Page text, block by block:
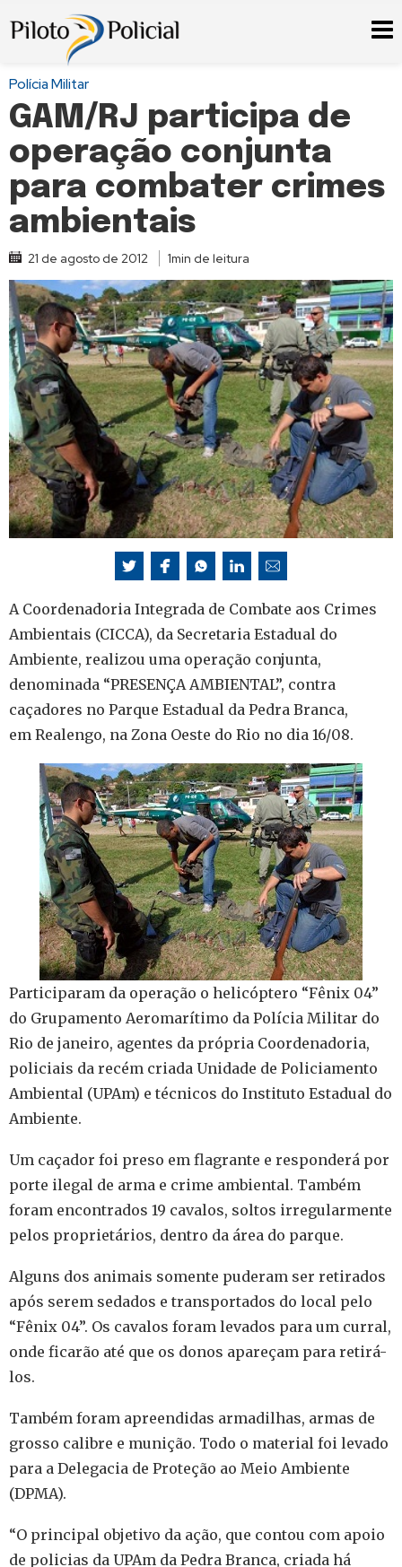
Polícia Militar
GAM/RJ participa de
operação conjunta
para combater crimes
ambientais
21 de agosto de 2012 1min de leitura
A Coordenadoria Integrada de Combate aos Crimes
Ambientais (CICCA), da Secretaria Estadual do
Ambiente, realizou uma operação conjunta,
denominada “PRESENÇA AMBIENTAL”, contra
caçadores no Parque Estadual da Pedra Branca,
em Realengo, na Zona Oeste do Rio no dia 16/08.
Participaram da operação o helicóptero “Fênix 04”
do Grupamento Aeromarítimo da Polícia Militar do
Rio de janeiro, agentes da própria Coordenadoria,
policiais da recém criada Unidade de Policiamento
Ambiental (UPAm) e técnicos do Instituto Estadual do
Ambiente.
Um caçador foi preso em flagrante e responderá por
porte ilegal de arma e crime ambiental. Também
foram encontrados 19 cavalos, soltos irregularmente
pelos proprietários, dentro da área do parque.
Alguns dos animais somente puderam ser retirados
após serem sedados e transportados do local pelo
“Fênix 04”. Os cavalos foram levados para um curral,
onde ficarão até que os donos apareçam para retirá-
los.
Também foram apreendidas armadilhas, armas de
grosso calibre e munição. Todo o material foi levado
para a Delegacia de Proteção ao Meio Ambiente
(DPMA).
“O principal objetivo da ação, que contou com apoio
de policias da UPAm da Pedra Branca, criada há